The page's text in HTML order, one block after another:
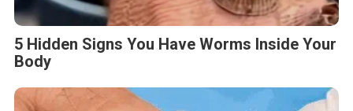
5 Hidden Signs You Have Worms Inside Your
Body